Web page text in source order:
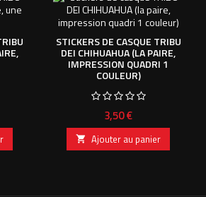
STICKERS DE CASQUE TRIBU
DEI CHIHUAHUA (LA PAIRE,
IMPRESSION QUADRI 1
COULEUR)
Prix
3,50 €
 Ajouter au panier